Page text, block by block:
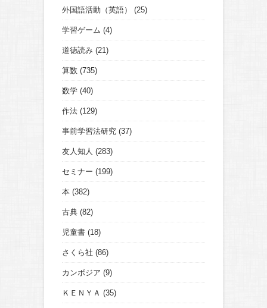
外国語活動（英語） (25)
学習ゲーム (4)
道徳読み (21)
算数 (735)
数学 (40)
作法 (129)
事前学習法研究 (37)
友人知人 (283)
セミナー (199)
本 (382)
古典 (82)
児童書 (18)
さくら社 (86)
カンボジア (9)
ＫＥＮＹＡ (35)